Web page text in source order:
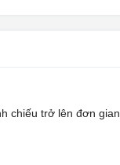
chiếu trở lên đơn gian,